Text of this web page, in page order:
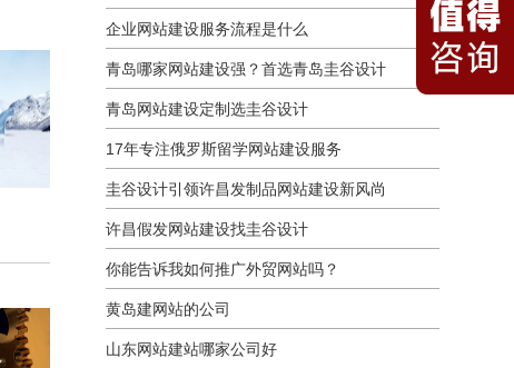
企业网站建设服务流程是什么
青岛哪家网站建设强？首选青岛圭谷设计
青岛网站建设定制选圭谷设计
17年专注俄罗斯留学网站建设服务
圭谷设计引领许昌发制品网站建设新风尚
许昌假发网站建设找圭谷设计
你能告诉我如何推广外贸网站吗？
黄岛建网站的公司
山东网站建站哪家公司好